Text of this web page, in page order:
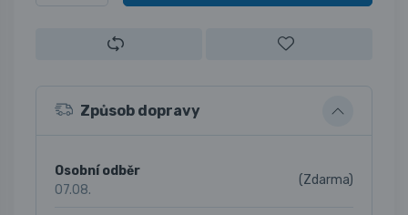
Způsob dopravy
Osobní odběr
07.08.
(Zdarma)